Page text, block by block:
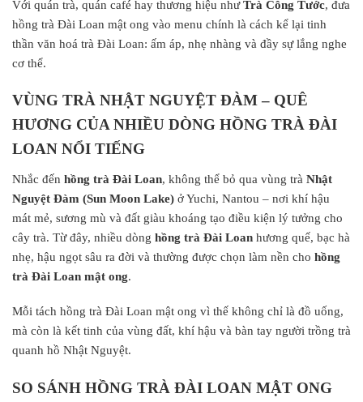
Với quán trà, quán café hay thương hiệu nhưTrà Công Tước, đưa
hồng trà Đài Loan mật ong vào menu chính là cách kể lại tinh
thần văn hoá trà Đài Loan: ấm áp, nhẹ nhàng và đầy sự lắng nghe
cơ thể.
VÙNG TRÀ NHẬT NGUYỆT ĐÀM – QUÊ
HƯƠNG CỦA NHIỀU DÒNG HỒNG TRÀ ĐÀI
LOAN NỔI TIẾNG
Nhắc đến hồng trà Đài Loan, không thể bỏ qua vùng trà Nhật
Nguyệt Đàm (Sun Moon Lake) ở Yuchi, Nantou – nơi khí hậu
mát mẻ, sương mù và đất giàu khoáng tạo điều kiện lý tưởng cho
cây trà. Từ đây, nhiều dòng hồng trà Đài Loan hương quế, bạc hà
nhẹ, hậu ngọt sâu ra đời và thường được chọn làm nền cho hồng
trà Đài Loan mật ong.
Mỗi tách hồng trà Đài Loan mật ong vì thế không chỉ là đồ uống,
mà còn là kết tinh của vùng đất, khí hậu và bàn tay người trồng trà
quanh hồ Nhật Nguyệt.
SO SÁNH HỒNG TRÀ ĐÀI LOAN MẬT ONG